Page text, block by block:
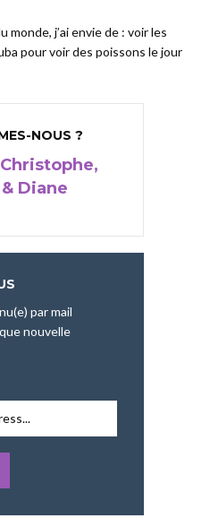
j’ai envie de : voir les
pour voir des poissons le jour
NOUS ?
Diane
par mail
nouvelle